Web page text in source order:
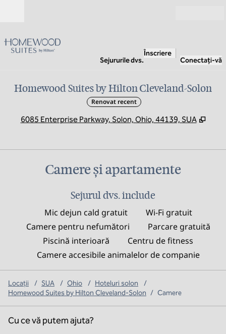
Sejururile dvs.
Înscriere
Conectați-vă
Homewood Suites by Hilton Cleveland-Solon
Renovat recent
6085 Enterprise Parkway, Solon, Ohio, 44139, SUA ,
Camere și apartamente
Sejurul dvs. include
Mic dejun cald gratuit
Wi-Fi gratuit
Camere pentru nefumători
Parcare gratuită
Piscină interioară
Centru de fitness
Camere accesibile animalelor de companie
Locații / SUA / Ohio / Hoteluri solon
/
Homewood Suites by Hilton Cleveland-Solon / Camere
Cu ce vă putem ajuta?